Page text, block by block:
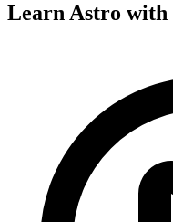
Learn Astro with